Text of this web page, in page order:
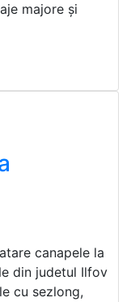
majore și
canapele la
din judetul Ilfov
cu sezlong,